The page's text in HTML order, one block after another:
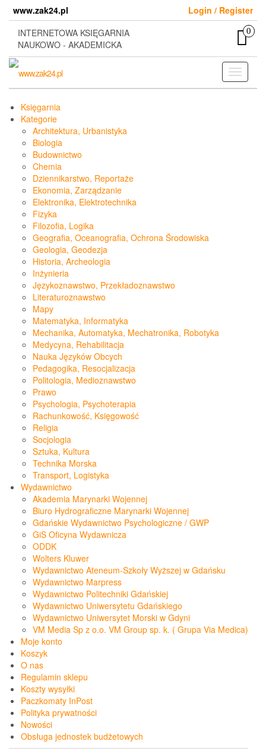
content
www.zak24.pl
Login / Register
INTERNETOWA KSIĘGARNIA
NAUKOWO - AKADEMICKA
0
Toggle
Księgarnia
Kategorie
Architektura, Urbanistyka
Biologia
Budownictwo
Chemia
Dziennikarstwo, Reportaże
Ekonomia, Zarządzanie
Elektronika, Elektrotechnika
Fizyka
Filozofia, Logika
Geografia, Oceanografia, Ochrona Środowiska
Geologia, Geodezja
Historia, Archeologia
Inżynieria
Językoznawstwo, Przekładoznawstwo
Literaturoznawstwo
Mapy
Matematyka, Informatyka
Mechanika, Automatyka, Mechatronika, Robotyka
Medycyna, Rehabilitacja
Nauka Języków Obcych
Pedagogika, Resocjalizacja
Politologia, Medioznawstwo
Prawo
Psychologia, Psychoterapia
Rachunkowość, Księgowość
Religia
Socjologia
Sztuka, Kultura
Technika Morska
Transport, Logistyka
Wydawnictwo
Akademia Marynarki Wojennej
Biuro Hydrograficzne Marynarki Wojennej
Gdańskie Wydawnictwo Psychologiczne / GWP
GiS Oficyna Wydawnicza
ODDK
Wolters Kluwer
Wydawnictwo Ateneum-Szkoły Wyższej w Gdańsku
Wydawnictwo Marpress
Wydawnictwo Politechniki Gdańskiej
Wydawnictwo Uniwersytetu Gdańskiego
Wydawnictwo Uniwersytet Morski w Gdyni
VM Media Sp z o.o. VM Group sp. k. ( Grupa Via Medica)
Moje konto
Koszyk
O nas
Regulamin sklepu
Koszty wysyłki
Paczkomaty InPost
Polityka prywatności
Nowości
Obsługa jednostek budżetowych